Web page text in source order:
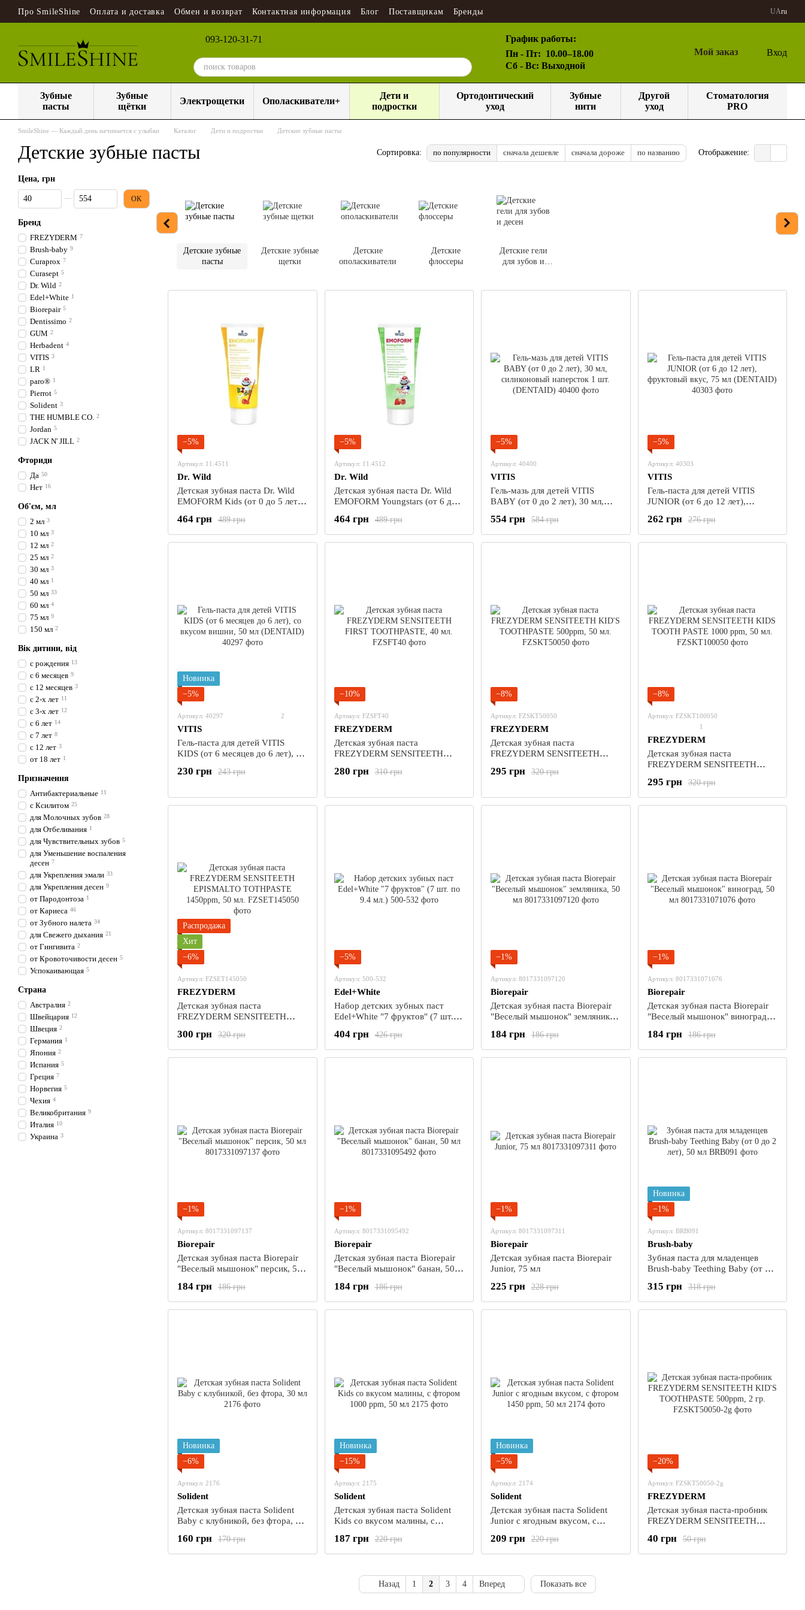
Перейти к основному контенту
Про SmileShine Оплата и доставка Обмен и возврат Контактная информация Блог Поставщикам Бренды UAru
093-120-31-71
График работы:
Пн - Пт: 10.00–18.00
Сб - Вс: Выходной
Мой заказ Вход
Зубные
пасты
Зубные
щётки
Электрощетки Ополаскиватели+
Дети и
подростки
Ортодонтический
уход
Зубные
нити
Другой
уход
Стоматология
PRO
SmileShine — Каждый день начинается с улыбки Каталог Дети и подростки Детские зубные пасты
Детские зубные пасты Сортировка: по популярности сначала дешевле сначала дороже по названию Отображение:
Детские зубные
пасты
Детские зубные
щетки
Детские
ополаскиватели
Детские
флоссеры
Детские гели
для зубов и
−5%
Артикул: 11.4511
Dr. Wild
Детская зубная паста Dr. Wild
EMOFORM Kids (от 0 до 5 лет) с
500 ppm F-), 75 мл
489 грн
464 грн
−5%
Артикул: 11.4512
Dr. Wild
Детская зубная паста Dr. Wild
EMOFORM Youngstars (от 6 до
олова (всего 1000 ppm F-), 75 мл
489 грн
464 грн
−5%
Артикул: 40400
VITIS
Гель-мазь для детей VITIS
BABY (от 0 до 2 лет), 30 мл,
(DENTAID)584 грн
554 грн
−5%
Артикул: 40303
VITIS
Гель-паста для детей VITIS
JUNIOR (от 6 до 12 лет),
(DENTAID)276 грн
262 грн
Новинка
−5%
Артикул: 40297 2
VITIS
Гель-паста для детей VITIS
KIDS (от 6 месяцев до 6 лет), со
(DENTAID)243 грн
230 грн
−10%
Артикул: FZSFT40
FREZYDERM
Детская зубная паста
FREZYDERM SENSITEETH
310 грн
280 грн
−8%
Артикул: FZSKT50050
FREZYDERM
Детская зубная паста
FREZYDERM SENSITEETH
мл.
320 грн
295 грн
−8%
Артикул: FZSKT100050
1
FREZYDERM
Детская зубная паста
FREZYDERM SENSITEETH
50 мл.
320 грн
295 грн
Распродажа
Хит
−6%
Артикул: FZSET145050
FREZYDERM
Детская зубная паста
FREZYDERM SENSITEETH
1450ppm, 50 мл.
320 грн
300 грн
−5%
Артикул: 500-532
Edel+White
Набор детских зубных паст
Edel+White "7 фруктов" (7 шт.
426 грн
404 грн
−1%
Артикул: 8017331097120
Biorepair
Детская зубная паста Biorepair
"Веселый мышонок" земляника,
186 грн
184 грн
−1%
Артикул: 8017331071076
Biorepair
Детская зубная паста Biorepair
"Веселый мышонок" виноград,
186 грн
184 грн
−1%
Артикул: 8017331097137
Biorepair
Детская зубная паста Biorepair
"Веселый мышонок" персик, 50
186 грн
184 грн
−1%
Артикул: 8017331095492
Biorepair
Детская зубная паста Biorepair
"Веселый мышонок" банан, 50
186 грн
184 грн
−1%
Артикул: 8017331097311
Biorepair
Детская зубная паста Biorepair
Junior, 75 мл
228 грн
225 грн
Новинка
−1%
Артикул: BRB091
Brush-baby
Зубная паста для младенцев
Brush-baby Teething Baby (от 0
318 грн
315 грн
Новинка
−6%
Артикул: 2176
Solident
Детская зубная паста Solident
Baby с клубникой, без фтора, 30
170 грн
160 грн
Новинка
−15%
Артикул: 2175
Solident
Детская зубная паста Solident
Kids со вкусом малины, с
220 грн
187 грн
Новинка
−5%
Артикул: 2174
Solident
Детская зубная паста Solident
Junior с ягодным вкусом, с
220 грн
209 грн
−20%
Артикул: FZSKT50050-2g
FREZYDERM
Детская зубная паста-пробник
FREZYDERM SENSITEETH
гр.
50 грн
40 грн
Назад 1 2 3 4 Вперед Показать все
Цена, грн
От Цена, грн
До Цена, грн
OK
Бренд
FREZYDERM 7
Brush-baby 9
Curaprox 7
Curasept 5
Dr. Wild 2
Edel+White 1
Biorepair 5
Dentissimo 2
GUM 2
Herbadent 4
VITIS 3
LR 1
paro® 1
Pierrot 5
Solident 3
THE HUMBLE CO. 2
Jordan 5
JACK N' JILL 2
Фториди
Да 50
Нет 16
Об'єм, мл
2 мл 3
10 мл 3
12 мл 2
25 мл 2
30 мл 3
40 мл 1
50 мл 33
60 мл 4
75 мл 9
150 мл 2
Вік дитини, від
с рождения 13
с 6 месяцев 9
с 12 месяцев 3
с 2-х лет 11
с 3-х лет 12
с 6 лет 14
с 7 лет 8
с 12 лет 3
от 18 лет 1
Призначення
Антибактериальные 11
с Ксилитом 25
для Молочных зубов 28
для Отбеливания 1
для Чувствительных зубов 5
для Уменьшение воспаления
десен 7
для Укрепления эмали 33
для Укрепления десен 9
от Пародонтоза 1
от Кариеса 46
от Зубного налета 34
для Свежего дыхания 21
от Гингивита 2
от Кровоточивости десен 5
Успокаивающая 5
Страна
Австралия 2
Швейцария 12
Швеция 2
Германия 1
Япония 2
Испания 5
Греция 7
Норвегия 5
Чехия 4
Великобритания 9
Италия 10
Украина 3